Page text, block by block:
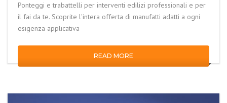
Ponteggi e trabattelli per interventi edilizi professionali e per
il fai da te. Scoprite l'intera offerta di manufatti adatti a ogni
esigenza applicativa
READ MORE